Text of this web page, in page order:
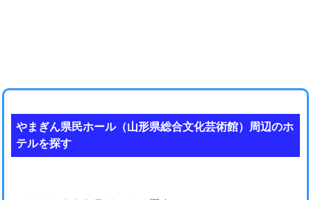
やまぎん県民ホール（山形県総合文化芸術館）周辺のホ
テルを探す